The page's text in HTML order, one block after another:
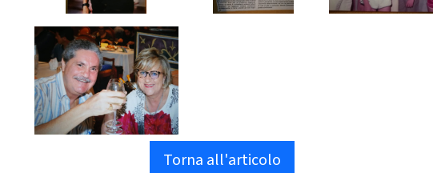
Torna all'articolo